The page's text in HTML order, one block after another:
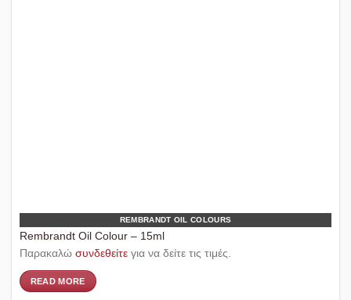
REMBRANDT OIL COLOURS
Rembrandt Oil Colour – 15ml
Παρακαλώ συνδεθείτεγια να δείτε τις τιμές.
READ MORE